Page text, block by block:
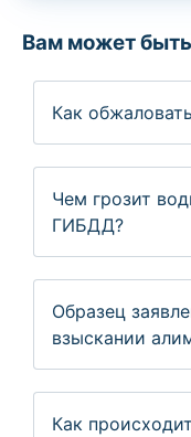
Вам может
Как
Чем грозит
ГИБДД?
Образец
взыскании
Как